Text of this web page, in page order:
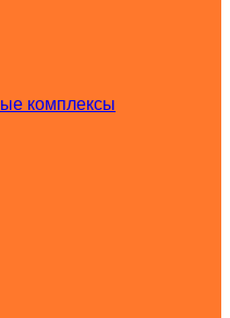
комплексы